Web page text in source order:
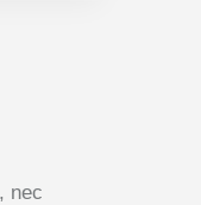
nec